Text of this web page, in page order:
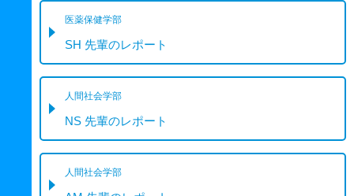
医薬保健学部
SH 先輩のレポート
人間社会学部
NS 先輩のレポート
人間社会学部